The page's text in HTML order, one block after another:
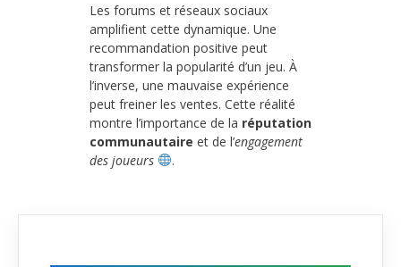
Les forums et réseaux sociaux
amplifient cette dynamique. Une
recommandation positive peut
transformer la popularité d’un jeu. À
l’inverse, une mauvaise expérience
peut freiner les ventes. Cette réalité
montre l’importance de la réputation
communautaire et de l’engagement
des joueurs
.